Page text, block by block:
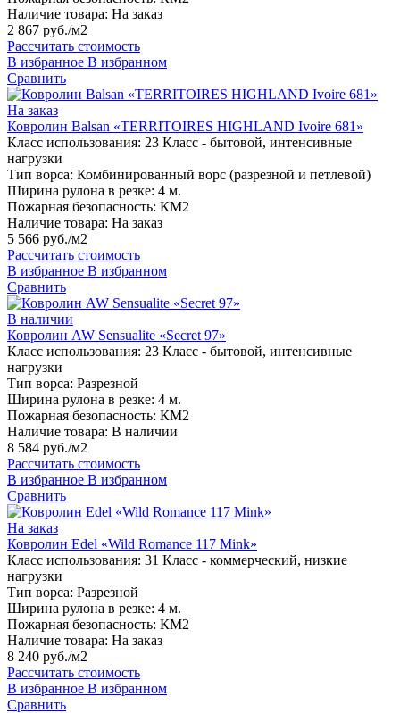
Наличие товара: На заказ
2 867 руб./м2
Рассчитать стоимость
В избранное В избранном
Сравнить
На заказ
Ковролин Balsan «TERRITOIRES HIGHLAND Ivoire 681»
Класс использования: 23 Класс - бытовой, интенсивные
нагрузки
Тип ворса: Комбинированный ворс (разрезной и петлевой)
Ширина рулона в резке: 4 м.
Пожарная безопасность: КМ2
Наличие товара: На заказ
5 566 руб./м2
Рассчитать стоимость
В избранное В избранном
Сравнить
В наличии
Ковролин AW Sensualite «Secret 97»
Класс использования: 23 Класс - бытовой, интенсивные
нагрузки
Тип ворса: Разрезной
Ширина рулона в резке: 4 м.
Пожарная безопасность: КМ2
Наличие товара: В наличии
8 584 руб./м2
Рассчитать стоимость
В избранное В избранном
Сравнить
На заказ
Ковролин Edel «Wild Romance 117 Mink»
Класс использования: 31 Класс - коммерческий, низкие
нагрузки
Тип ворса: Разрезной
Ширина рулона в резке: 4 м.
Пожарная безопасность: КМ2
Наличие товара: На заказ
8 240 руб./м2
Рассчитать стоимость
В избранное В избранном
Сравнить